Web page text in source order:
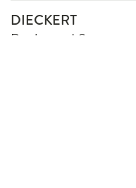
DIECKERT
Recht und Steuern